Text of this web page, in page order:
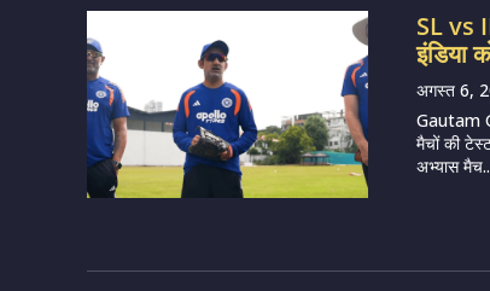
SL vs
इंडिया
अगस्त 6,
Gautam
मैचों की
अभ्यास